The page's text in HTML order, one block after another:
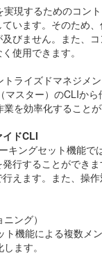
現するためのコン
います。そのため
びません。また、
使用できます。
トライズドマネジメ
スター）のCLIか
を効率化すること
イドCLI
キングセット機能
行することができ
えます。また、操
ング）
機能による複数メ
ます。